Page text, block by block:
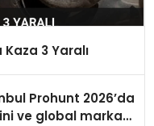
Kaza 3 Yaralı
Prohunt 2026’da
ve global marka